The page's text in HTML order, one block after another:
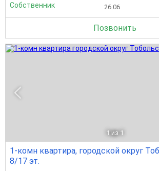
Собственник 26.06
Позвонить
1 из 1
1-комн квартира, городской округ
8/17 эт.